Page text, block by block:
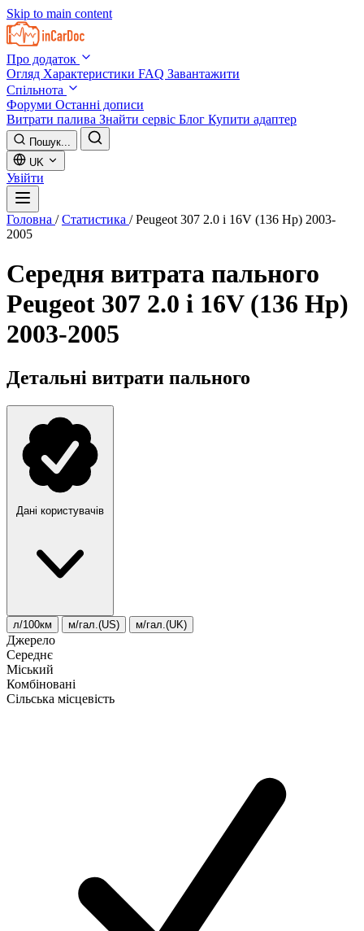
Skip to main content
Про додаток
Огляд Характеристики FAQ Завантажити
Спільнота
Форуми Останні дописи
Витрати палива Знайти сервіс Блог Купити адаптер
Пошук...
UK
Увійти
Головна / Статистика / Peugeot 307 2.0 i 16V (136 Hp) 2003-
2005
Середня витрата пального
Peugeot 307 2.0 i 16V (136 Hp)
2003-2005
Детальні витрати пального
Дані користувачів
л/100км м/гал.(US) м/гал.(UK)
Джерело
Середнє
Міський
Комбіновані
Сільська місцевість